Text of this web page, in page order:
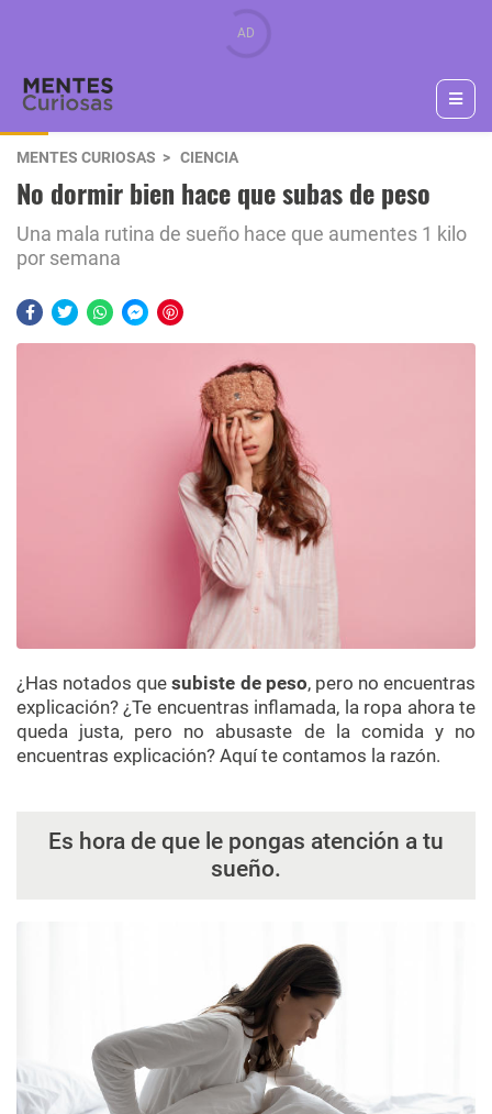
MENTES CURIOSAS CIENCIA
No dormir bien hace que subas de peso
Una mala rutina de sueño hace que aumentes 1 kilo
por semana
¿Has notados quesubiste de peso, pero no encuentras
explicación? ¿Te encuentras inflamada, la ropa ahora te
queda justa, pero no abusaste de la comida y no
encuentras explicación? Aquí te contamos la razón.
Es hora de que le pongas atención a tu
sueño.